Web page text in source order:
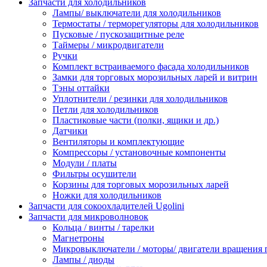
Запчасти для холодильников
Лампы/ выключатели для холодильников
Термостаты / терморегуляторы для холодильников
Пусковые / пускозащитные реле
Таймеры / микродвигатели
Ручки
Комплект встраиваемого фасада холодильников
Замки для торговых морозильных ларей и витрин
Тэны оттайки
Уплотнители / резинки для холодильников
Петли для холодильников
Пластиковые части (полки, ящики и др.)
Датчики
Вентиляторы и комплектующие
Компрессоры / установочные компоненты
Модули / платы
Фильтры осушители
Корзины для торговых морозильных ларей
Ножки для холодильников
Запчасти для сокоохладителей Ugolini
Запчасти для микроволновок
Кольца / винты / тарелки
Магнетроны
Микровыключатели / моторы/ двигатели вращения
Лампы / диоды